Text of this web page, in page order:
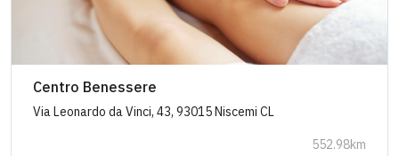
Centro Benessere
Via Leonardo da Vinci, 43, 93015 Niscemi CL
552.98km